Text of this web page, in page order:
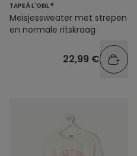
TAPE À L'OEIL ®
Meisjessweater met strepen
en normale ritskraag
22,99 €